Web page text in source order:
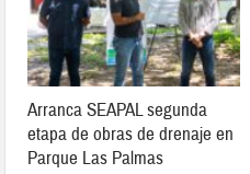
Arranca SEAPAL segunda
etapa de obras de drenaje en
Parque Las Palmas